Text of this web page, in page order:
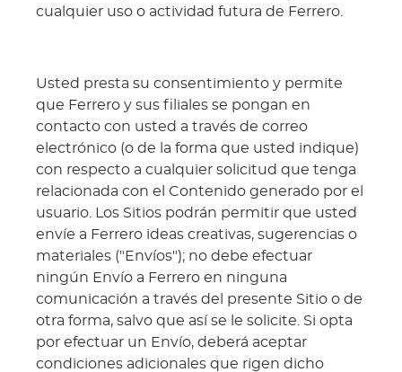
cualquier uso o actividad futura de Ferrero.
Usted presta su consentimiento y permite
que Ferrero y sus filiales se pongan en
contacto con usted a través de correo
electrónico (o de la forma que usted indique)
con respecto a cualquier solicitud que tenga
relacionada con el Contenido generado por el
usuario. Los Sitios podrán permitir que usted
envíe a Ferrero ideas creativas, sugerencias o
materiales ("Envíos"); no debe efectuar
ningún Envío a Ferrero en ninguna
comunicación a través del presente Sitio o de
otra forma, salvo que así se le solicite. Si opta
por efectuar un Envío, deberá aceptar
condiciones adicionales que rigen dicho